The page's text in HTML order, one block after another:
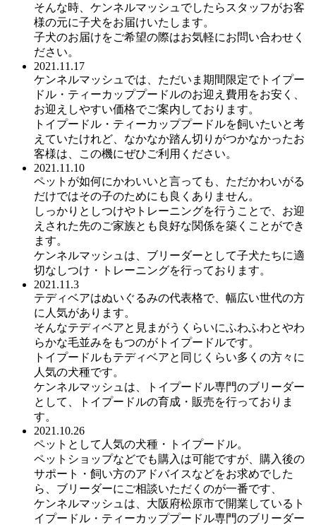
そんな時、ケンネルマッシュでしたらスタッフがお客
様の元に子犬をお届けいたします。
子犬のお届けをご希望の際はお気軽にお問い合わせく
ださい。
2021.11.17
ケンネルマッシュでは、ただいま期間限定でトイプー
ドル・ティーカッププードルのお迎え費用をお安く、
お迎えしやすい価格でご案内しております。
トイプードル・ティーカッププードルを飼いたいと考
えていたけれど、なかなか踏ん切りがつかなかったお
客様は、この機にぜひご利用ください。
2021.11.10
ペットが如何にかわいいと言っても、ただかわいがる
だけではその子のためにも良くありません。
しっかりとしつけやトレーニングを行うことで、お迎
えされた先のご家族とも良好な関係を築くことができ
ます。
ケンネルマッシュは、ブリーダーとして子犬たちに適
切なしつけ・トレーニングを行っております。
2021.11.3
テディベアはぬいぐるみの代表格で、幅広い世代の方
に人気があります。
そんなテディベアと見まがうくらいにふわふわとやわ
らかな毛並みをもつのがトイプードルです。
トイプードルもテディベアと同じくらい多くの方々に
人気の犬種です。
ケンネルマッシュは、トイプードル専門のブリーダー
として、トイプードルの育成・販売を行っておりま
す。
2021.10.26
ペットとして人気の犬種・トイプードル。
ペットショップなどでも購入は可能ですが、購入後の
サポート・飼い方のアドバイスなどをお求めでした
ら、ブリーダーにご相談いただくのが一番です、
ケンネルマッシュは、大阪府松原市で開業しているト
イプードル・ティーカッププードル専門のブリーダー